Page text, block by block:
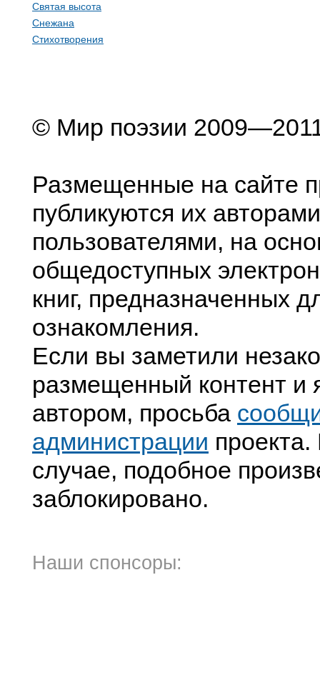
Святая высота
Снежана
Стихотворения
© Мир поэзии
Размещенные на сайте
публикуются их
пользователями, на
общедоступных
книг, предназначенных
ознакомления.
Если вы заметили
размещенный контент и
автором, просьба
администрации
случае, подобное
заблокировано.
Наши спонсоры: